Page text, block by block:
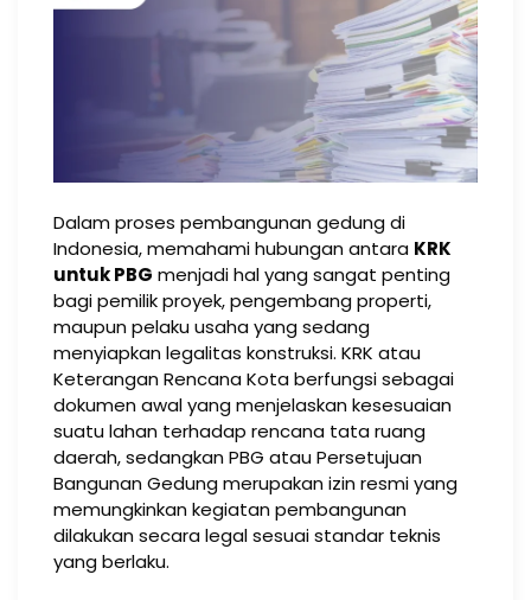
Dalam proses pembangunan gedung di
Indonesia, memahami hubungan antara KRK
untuk PBG menjadi hal yang sangat penting
bagi pemilik proyek, pengembang properti,
maupun pelaku usaha yang sedang
menyiapkan legalitas konstruksi. KRK atau
Keterangan Rencana Kota berfungsi sebagai
dokumen awal yang menjelaskan kesesuaian
suatu lahan terhadap rencana tata ruang
daerah, sedangkan PBG atau Persetujuan
Bangunan Gedung merupakan izin resmi yang
memungkinkan kegiatan pembangunan
dilakukan secara legal sesuai standar teknis
yang berlaku.